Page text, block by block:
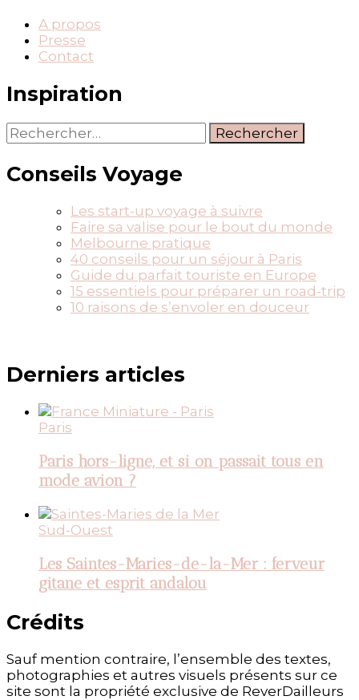
A propos
Presse
Contact
Inspiration
Rechercher :
Conseils Voyage
Les start-up voyage à suivre
Faire sa valise pour le bout du monde
Melbourne pratique
40 conseils pour un séjour à Paris
Guide du parfait touriste en Europe
15 essentiels pour préparer un road-trip
10 raisons de s’envoler en douceur
Derniers articles
Paris
Paris hors-ligne, et si on passait tous en
mode avion ?
Sud-Ouest
Les Saintes-Maries-de-la-Mer : ferveur
gitane et esprit andalou
Crédits
Sauf mention contraire, l’ensemble des textes,
photographies et autres visuels présents sur ce
site sont la propriété exclusive de ReverDailleurs